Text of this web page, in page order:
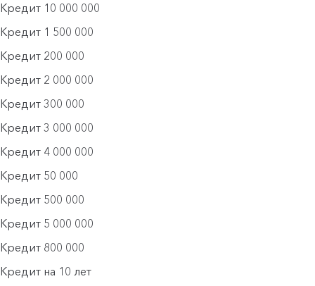
Кредит 10 000 000
Кредит 1 500 000
Кредит 200 000
Кредит 2 000 000
Кредит 300 000
Кредит 3 000 000
Кредит 4 000 000
Кредит 50 000
Кредит 500 000
Кредит 5 000 000
Кредит 800 000
Кредит на 10 лет